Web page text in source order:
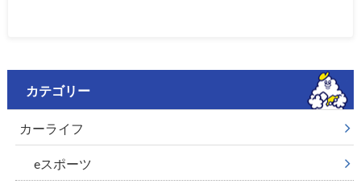
カテゴリー
カーライフ
eスポーツ